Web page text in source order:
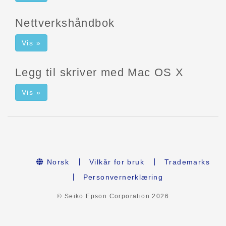
Nettverkshåndbok
Vis »
Legg til skriver med Mac OS X
Vis »
Norsk Vilkår for bruk
Trademarks
Personvernerklæring
© Seiko Epson Corporation2026